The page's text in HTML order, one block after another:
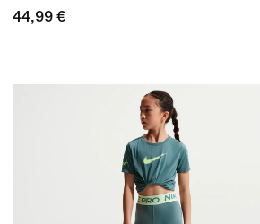
44,99 €